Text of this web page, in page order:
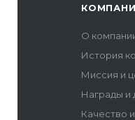
О
История
Миссия и
Награды и
Качество